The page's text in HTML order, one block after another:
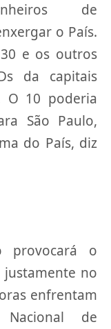
de
o País.
e os outros
da capitais
O 10 poderia
São Paulo,
do País, diz
provocará o
no
enfrentam
de